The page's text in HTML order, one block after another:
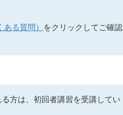
る質問）
をクリックしてご確認
方は、初回者講習を受講してい